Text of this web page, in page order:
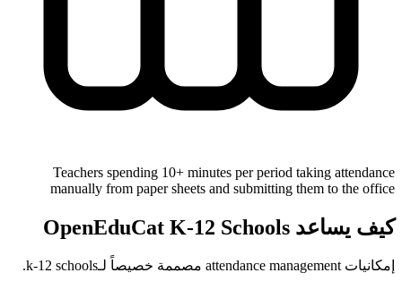
Teachers spending 10+ minutes per period taking attendance
manually from paper sheets and submitting them to the office
كيف يساعد OpenEduCat K-12 Schools
إمكانيات attendance management مصممة خصيصاً لـk-12 schools.